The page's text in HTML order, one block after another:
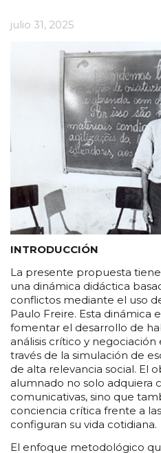
julio 31, 2025
INTRODUCCIÓN
La presente propuesta
una dinámica didáctica
conflictos mediante el uso
Paulo Freire. Esta dinámica
fomentar el desarrollo de
análisis crítico y
través de la simulación de
de alta relevancia social. El
alumnado no solo adquiera
comunicativas, sino que
conciencia crítica frente a
configuran su vida cotidiana.
El enfoque metodológico